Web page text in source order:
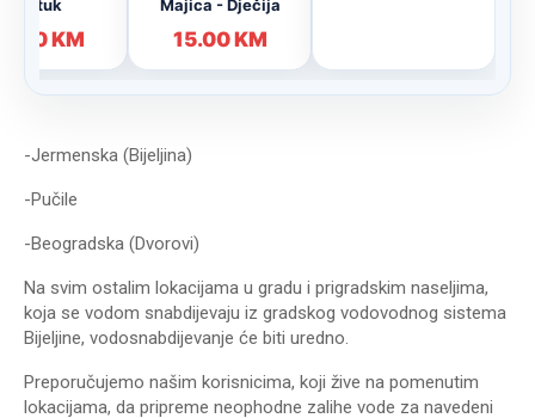
-Jermenska (Bijeljina)
-Pučile
-Beogradska (Dvorovi)
Na svim ostalim lokacijama u gradu i prigradskim naseljima,
koja se vodom snabdijevaju iz gradskog vodovodnog sistema
Bijeljine, vodosnabdijevanje će biti uredno.
Preporučujemo našim korisnicima, koji žive na pomenutim
lokacijama, da pripreme neophodne zalihe vode za navedeni